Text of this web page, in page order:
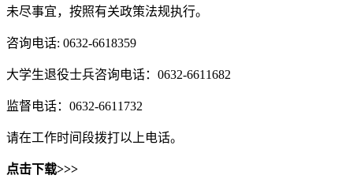
未尽事宜，按照有关政策法规执行。
咨询电话: 0632-6618359
大学生退役士兵咨询电话：0632-6611682
监督电话：0632-6611732
请在工作时间段拨打以上电话。
点击下载>>>